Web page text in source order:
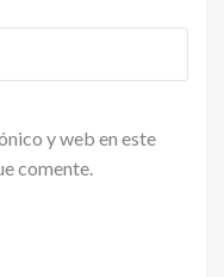
y web en este
comente.